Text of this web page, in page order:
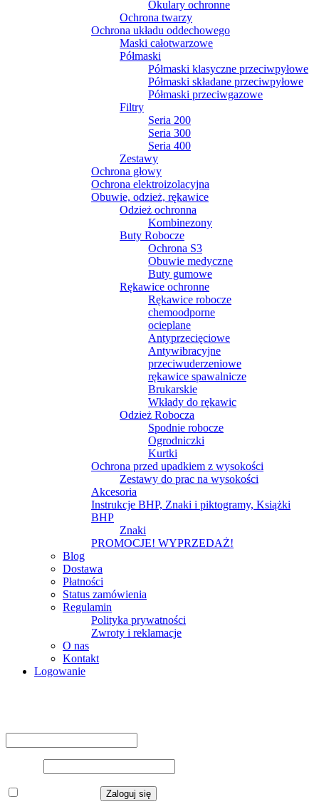
Okulary ochronne
Ochrona twarzy
Ochrona układu oddechowego
Maski całotwarzowe
Półmaski
Półmaski klasyczne przeciwpyłowe
Półmaski składane przeciwpyłowe
Półmaski przeciwgazowe
Filtry
Seria 200
Seria 300
Seria 400
Zestawy
Ochrona głowy
Ochrona elektroizolacyjna
Obuwie, odzież, rękawice
Odzież ochronna
Kombinezony
Buty Robocze
Ochrona S3
Obuwie medyczne
Buty gumowe
Rękawice ochronne
Rękawice robocze
chemoodporne
ocieplane
Antyprzecięciowe
Antywibracyjne
przeciwuderzeniowe
rękawice spawalnicze
Brukarskie
Wkłady do rękawic
Odzież Robocza
Spodnie robocze
Ogrodniczki
Kurtki
Ochrona przed upadkiem z wysokości
Zestawy do prac na wysokości
Akcesoria
Instrukcje BHP, Znaki i piktogramy, Książki
BHP
Znaki
PROMOCJE! WYPRZEDAŻ!
Blog
Dostawa
Płatności
Status zamówienia
Regulamin
Polityka prywatności
Zwroty i reklamacje
O nas
Kontakt
Logowanie
Zaloguj się